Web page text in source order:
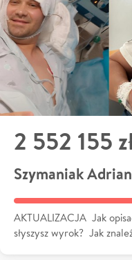
2 552 155
Szymaniak
AKTUALIZACJA Jak
słyszysz wyrok? Jak